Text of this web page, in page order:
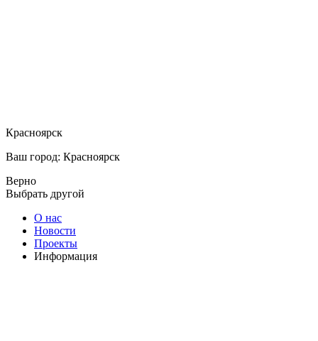
Красноярск
Ваш город: Красноярск
Верно
Выбрать другой
О нас
Новости
Проекты
Информация